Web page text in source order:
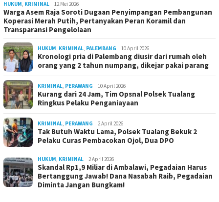
HUKUM, KRIMINAL 12 Mei 2026
Warga Asem Raja Soroti Dugaan Penyimpangan Pembangunan
Koperasi Merah Putih, Pertanyakan Peran Koramil dan
Transparansi Pengelolaan
HUKUM, KRIMINAL, PALEMBANG 10 April 2026
Kronologi pria di Palembang diusir dari rumah oleh
orang yang 2 tahun numpang, dikejar pakai parang
KRIMINAL, PERAWANG 10 April 2026
Kurang dari 24 Jam, Tim Opsnal Polsek Tualang
Ringkus Pelaku Penganiayaan
KRIMINAL, PERAWANG 2 April 2026
Tak Butuh Waktu Lama, Polsek Tualang Bekuk 2
Pelaku Curas Pembacokan Ojol, Dua DPO
HUKUM, KRIMINAL 2 April 2026
Skandal Rp1,9 Miliar di Ambalawi, Pegadaian Harus
Bertanggung Jawab! Dana Nasabah Raib, Pegadaian
Diminta Jangan Bungkam!